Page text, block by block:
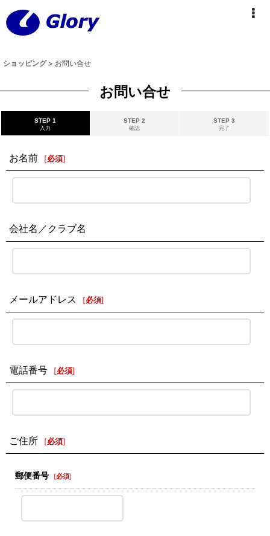
ショッピング > お問い合せ
お問い合せ
STEP 1
入力
STEP 2
確認
STEP 3
完了
お名前 [必須]
会社名／クラブ名
メールアドレス [必須]
電話番号 [必須]
ご住所 [必須]
郵便番号 [必須]